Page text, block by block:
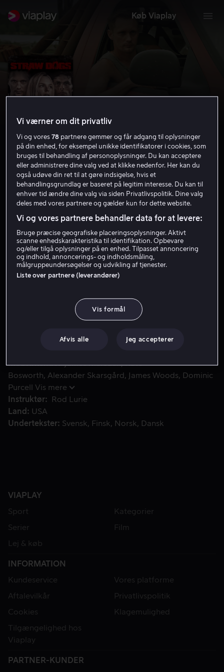
Køb Viaplay
Straw Dogs
5.8 Thriller Action 2011 1 t. 45 min
15 år
HD
Lej 49 kr
Køb 109 kr
Et Hollywood-par flytter til en idyllisk landsby i det
Et Hollywood-par flytter til en idyllisk landsby i det
sydlige USA, men deres lille paradis bliver hurtigt til et
lidenskaber løber løbsk.
Medvirkende James Marsden Kate
Bosworth
Alexander Skarsgård James Woods
Dominic
Purcell
Vis mere
Instruktør
Rod Lurie
Land
USA
Undertekster
Svensk Finsk Norsk Dansk
VIAPLAY
Sport
Kategorier
Serier
Film
Lej & køb
INFORMATION
Kundeservice
Vores platforme
Aftalevilkår
Privatlivspolitik
Cookies
Klagemulighed
Tilgængelighed hos
Viaplay
PARTNER-KUNDER
Vi værner om dit privatliv
Vi og vores78 partnere gemmer og får adgang til oplysninger
på din enhed, for eksempel unikke identifikatorer i cookies, som
bruges til behandling af personoplysninger. Du kan acceptere
eller administrere dine valg ved at klikke nedenfor. Her kan du
også udøve din ret til at gøre indsigelse, hvis et
behandlingsgrundlag er baseret på legitim interesse. Du kan til
enhver tid ændre dine valg via siden Privatlivspolitik. Dine valg
deles med vores partnere og gælder kun for dette website.
Vi og vores partnere behandler data for at levere:
Bruge præcise geografiske placeringsoplysninger. Aktivt
scanne enhedskarakteristika til identifikation. Opbevare
og/eller tilgå oplysninger på en enhed. Tilpasset annoncering
og indhold, annoncerings- og indholdsmåling,
målgruppeundersøgelser og udvikling af tjenester.
Liste over partnere (leverandører)
Vis formål
Afvis alle Jeg accepterer